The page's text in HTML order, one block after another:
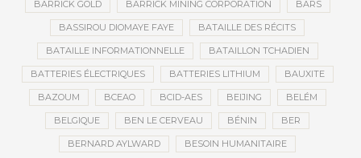
BARRICK GOLD BARRICK MINING CORPORATION BARS
BASSIROU DIOMAYE FAYE BATAILLE DES RÉCITS
BATAILLE INFORMATIONNELLE BATAILLON TCHADIEN
BATTERIES ÉLECTRIQUES BATTERIES LITHIUM BAUXITE
BAZOUM BCEAO BCID-AES BEIJING BELÉM
BELGIQUE BEN LE CERVEAU BÉNIN BER
BERNARD AYLWARD BESOIN HUMANITAIRE